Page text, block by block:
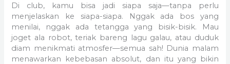
Di club, kamu bisa jadi siapa saja—tanpa perlu
menjelaskan ke siapa-siapa. Nggak ada bos yang
menilai, nggak ada tetangga yang bisik-bisik. Mau
joget ala robot, teriak bareng lagu galau, atau duduk
diam menikmati atmosfer—semua sah! Dunia malam
menawarkan kebebasan absolut, dan itu yang bikin